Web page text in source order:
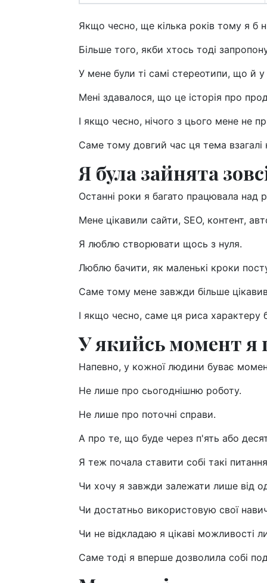
Якщо чесно, ще кілька років тому я б
Більше того, якби хтось тоді
У мене були ті самі стереотипи, що й
Мені здавалося, що це історія про
І якщо чесно, нічого з цього мене не
Саме тому довгий час ця тема
Я була зайнята
Останні роки я багато працювала над
Мене цікавили сайти, SEO, контент,
Я люблю створювати щось з нуля.
Люблю бачити, як маленькі кроки
Саме тому мене завжди більше
І якщо чесно, саме ця риса характеру
У якийсь момент я
Напевно, у кожної людини буває
Не лише про сьогоднішню роботу.
Не лише про поточні справи.
А про те, що буде через п'ять або
Я теж почала ставити собі такі
Чи хочу я завжди залежати лише від
Чи достатньо використовую свої
Чи не відкладаю я цікаві можливості
Саме тоді я вперше дозволила собі